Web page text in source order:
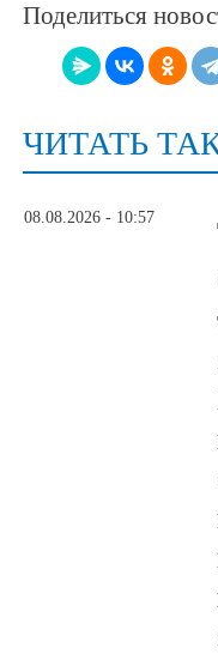
Поделиться
ЧИТАТЬ
08.08.2026 - 10:57